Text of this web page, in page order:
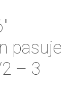
pasuje
– 3